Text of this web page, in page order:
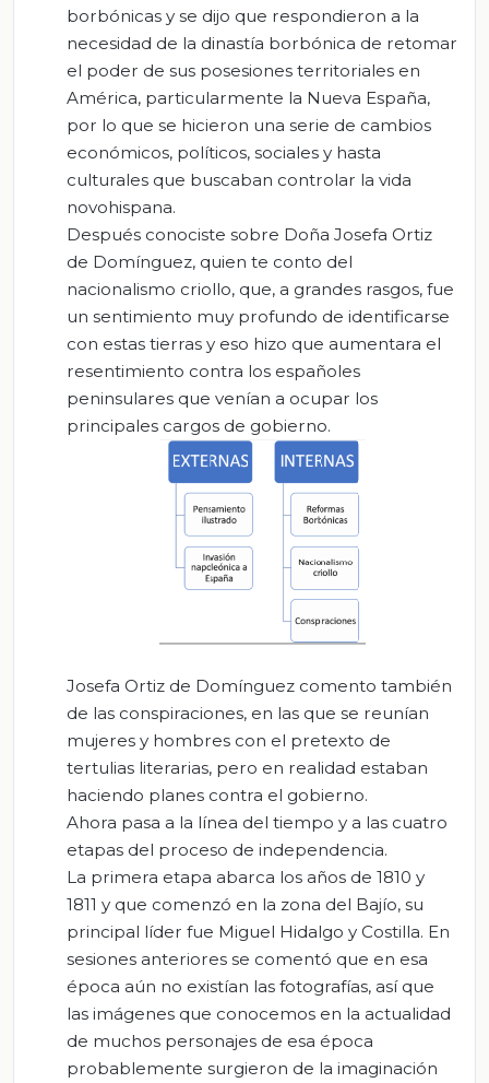
borbónicas y se dijo que respondieron a la
necesidad de la dinastía borbónica de retomar
el poder de sus posesiones territoriales en
América, particularmente la Nueva España,
por lo que se hicieron una serie de cambios
económicos, políticos, sociales y hasta
culturales que buscaban controlar la vida
novohispana.
Después conociste sobre Doña Josefa Ortiz
de Domínguez, quien te conto del
nacionalismo criollo, que, a grandes rasgos, fue
un sentimiento muy profundo de identificarse
con estas tierras y eso hizo que aumentara el
resentimiento contra los españoles
peninsulares que venían a ocupar los
principales cargos de gobierno.
Josefa Ortiz de Domínguez comento también
de las conspiraciones, en las que se reunían
mujeres y hombres con el pretexto de
tertulias literarias, pero en realidad estaban
haciendo planes contra el gobierno.
Ahora pasa a la línea del tiempo y a las cuatro
etapas del proceso de independencia.
La primera etapa abarca los años de 1810 y
1811 y que comenzó en la zona del Bajío, su
principal líder fue Miguel Hidalgo y Costilla. En
sesiones anteriores se comentó que en esa
época aún no existían las fotografías, así que
las imágenes que conocemos en la actualidad
de muchos personajes de esa época
probablemente surgieron de la imaginación